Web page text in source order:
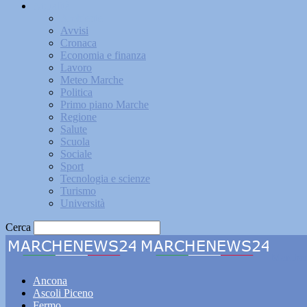
Avvisi
Cronaca
Economia e finanza
Lavoro
Meteo Marche
Politica
Primo piano Marche
Regione
Salute
Scuola
Sociale
Sport
Tecnologia e scienze
Turismo
Università
Cerca
Ancona
Ascoli Piceno